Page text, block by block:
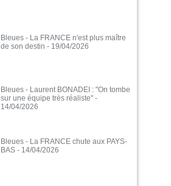
Bleues - La FRANCE n'est plus maître
de son destin - 19/04/2026
Bleues - Laurent BONADEI : "On tombe
sur une équipe très réaliste" -
14/04/2026
Bleues - La FRANCE chute aux PAYS-
BAS - 14/04/2026